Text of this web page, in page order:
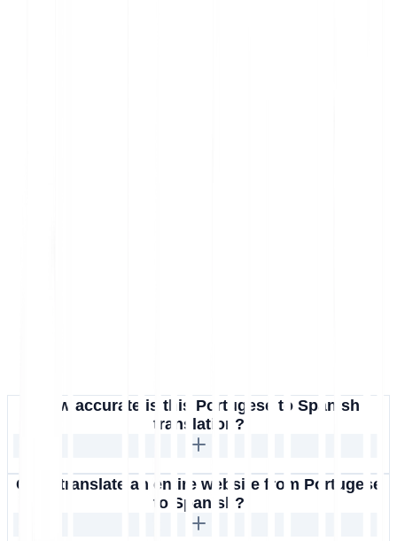
How accurate is this Portugese to Spanish
translation?
Can I translate an entire website from Portugese
to Spanish?